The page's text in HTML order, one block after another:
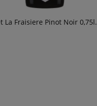
La Fraisiere Pinot Noir 0,75l.